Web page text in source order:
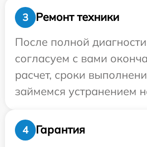
3
Ремонт техники
После полной
согласуем с вами
расчет, сроки
займемся устранением
4 Гарантия